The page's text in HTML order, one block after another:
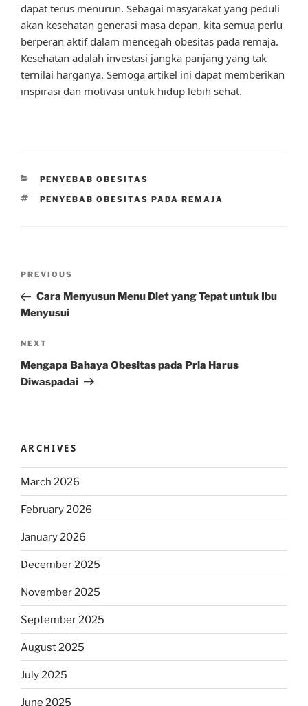
dapat terus menurun. Sebagai masyarakat yang peduli
akan kesehatan generasi masa depan, kita semua perlu
berperan aktif dalam mencegah obesitas pada remaja.
Kesehatan adalah investasi jangka panjang yang tak
ternilai harganya. Semoga artikel ini dapat memberikan
inspirasi dan motivasi untuk hidup lebih sehat.
CATEGORIES
PENYEBAB OBESITAS
TAGS
PENYEBAB OBESITAS PADA REMAJA
Previous
Post
PREVIOUS
Cara Menyusun Menu Diet yang Tepat untuk Ibu
Menyusui
Next
Post
NEXT
Mengapa Bahaya Obesitas pada Pria Harus
Diwaspadai
ARCHIVES
March 2026
February 2026
January 2026
December 2025
November 2025
September 2025
August 2025
July 2025
June 2025